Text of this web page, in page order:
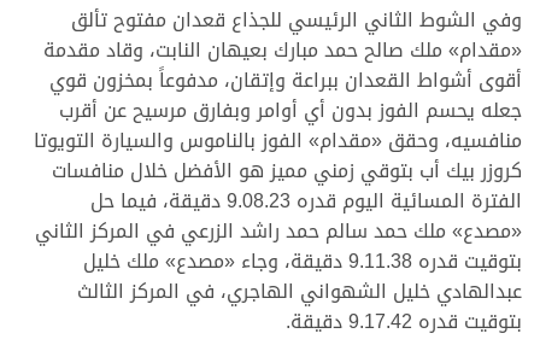
وفي الشوط الثاني الرئيسي للجذاع قعدان مفتوح تألق
«مقدام» ملك صالح حمد مبارك بعيهان النابت، وقاد مقدمة
أقوى أشواط القعدان ببراعة وإتقان، مدفوعاً بمخزون قوي
جعله يحسم الفوز بدون أي أوامر وبفارق مرسيح عن أقرب
منافسيه، وحقق «مقدام» الفوز بالناموس والسيارة التويوتا
كروزر بيك أب بتوقي زمني مميز هو الأفضل خلال منافسات
الفترة المسائية اليوم قدره 9.08.23 دقيقة، فيما حل
«مصدع» ملك حمد سالم حمد راشد الزرعي في المركز الثاني
بتوقيت قدره 9.11.38 دقيقة، وجاء «مصدع» ملك خليل
عبدالهادي خليل الشهواني الهاجري، في المركز الثالث
بتوقيت قدره 9.17.42 دقيقة.